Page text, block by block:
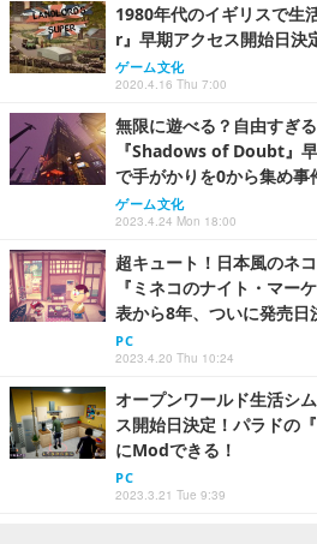
1980年代のイギリスで
r』早期アクセス開始日決
ゲーム文化
2020.4.16 Thu 7:00
無限に遊べる？自由すぎ
『Shadows of Doubt』
で手がかりを0から集め事
ゲーム文化
2023.4.24 Mon 18:00
超キュート！日本風のネ
『ミネコのナイト・マ
表から8年、ついに発売日
PC
2023.4.20 Thu 10:24
オープンワールド生活シ
ス開始日決定！パラドの
にModできる！
PC
2023.3.21 Tue 9:39